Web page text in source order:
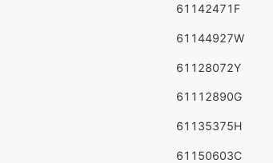
61142471F
61144927W
61128072Y
61112890G
61135375H
61150603C